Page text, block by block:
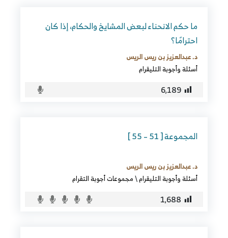
ما حكم الانحناء لبعض المشايخ والحكام، إذا كان
احترامًا؟
د. عبدالعزيز بن ريس الريس
أسئلة وأجوبة التليقرام
6٬189
المجموعة [ 51 – 55 ]
د. عبدالعزيز بن ريس الريس
أسئلة وأجوبة التليقرام\مجموعات أجوبة التقرام
1٬688